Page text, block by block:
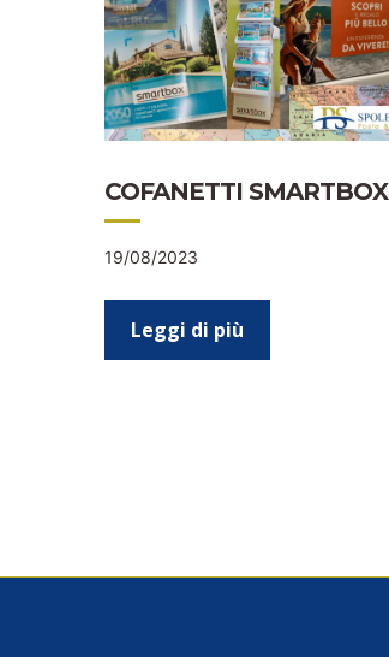
COFANETTI SMARTBOX
19/08/2023
Leggi di più